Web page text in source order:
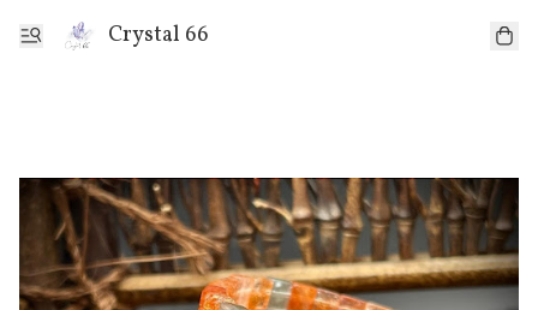
Crystal 66